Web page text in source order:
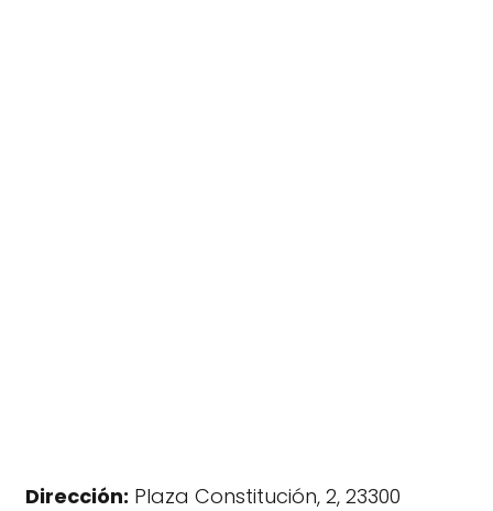
Dirección: Plaza Constitución, 2, 23300